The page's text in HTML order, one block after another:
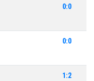
0:0
0:0
1:2